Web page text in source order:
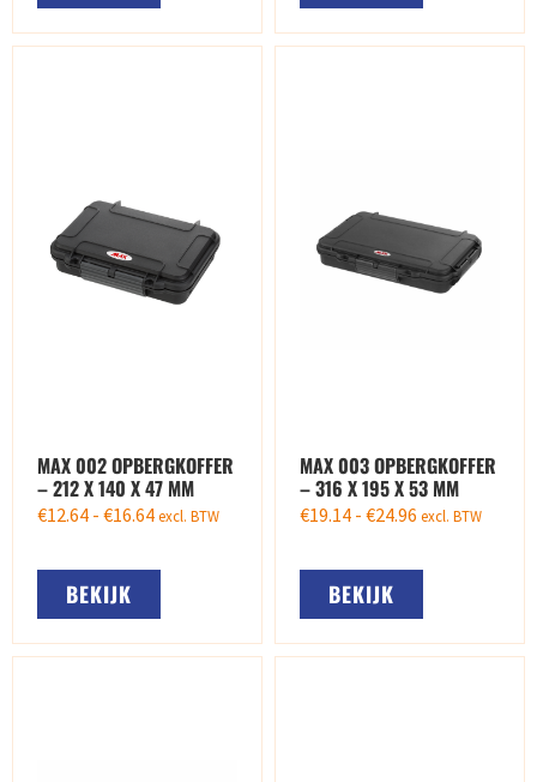
MAX 002 OPBERGKOFFER
– 212 X 140 X 47 MM
€12.64 - €16.64excl. BTW
BEKIJK
MAX 003 OPBERGKOFFER
– 316 X 195 X 53 MM
€19.14 - €24.96 excl. BTW
BEKIJK